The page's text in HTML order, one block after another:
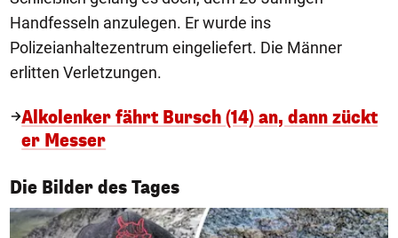
Handfesseln anzulegen. Er wurde ins
Polizeianhaltezentrum eingeliefert. Die Männer
erlitten Verletzungen.
Alkolenker fährt Bursch (14) an, dann zückt
er Messer
Die Bilder des Tages
1/50